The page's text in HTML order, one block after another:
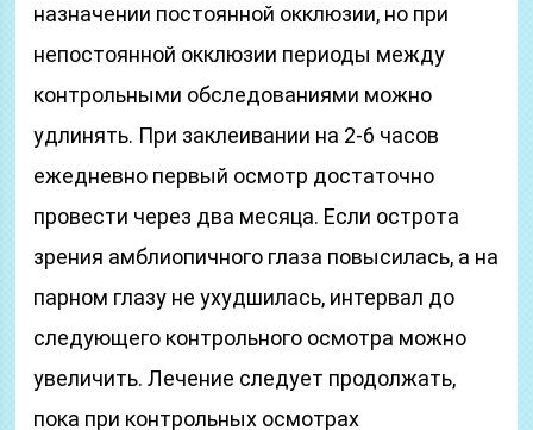
назначении постоянной окклюзии, но при
непостоянной окклюзии периоды между
контрольными обследованиями можно
удлинять. При заклеивании на 2-6 часов
ежедневно первый осмотр достаточно
провести через два месяца. Если острота
зрения амблиопичного глаза повысилась, а на
парном глазу не ухудшилась, интервал до
следующего контрольного осмотра можно
увеличить. Лечение следует продолжать,
пока при контрольных осмотрах